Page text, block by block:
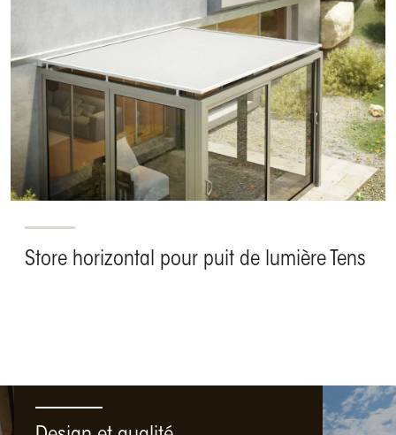
Store horizontal pour puit de lumière Tens